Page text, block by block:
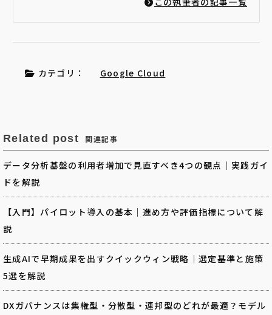
カテゴリ： Google Cloud
Related post 関連記事
データ分析基盤の利用者増加で見直すべき4つの観点｜実践ガイ
ドを解説
【入門】パイロット導入の基本｜進め方や評価指標について解
説
生成AIで早期成果を出すクイックウィン戦略｜選定基準と施策
5選を解説
DXガバナンスは集権型・分散型・連邦型のどれが最適？モデル